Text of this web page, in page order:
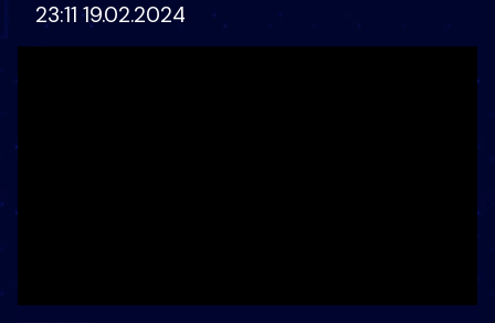
23:11 19.02.2024